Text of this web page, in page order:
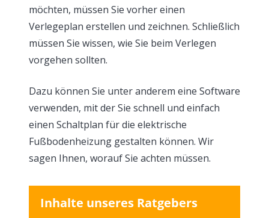
möchten, müssen Sie vorher einen
Verlegeplan erstellen und zeichnen. Schließlich
müssen Sie wissen, wie Sie beim Verlegen
vorgehen sollten.
Dazu können Sie unter anderem eine Software
verwenden, mit der Sie schnell und einfach
einen Schaltplan für die elektrische
Fußbodenheizung gestalten können. Wir
sagen Ihnen, worauf Sie achten müssen.
Inhalte unseres Ratgebers